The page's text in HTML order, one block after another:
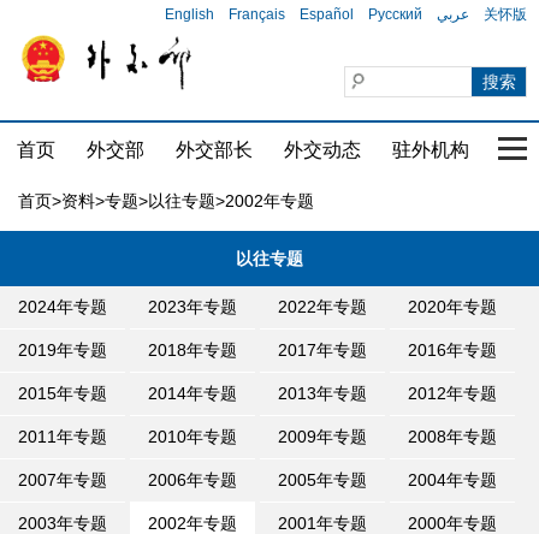
English Français Español Русский عربي 关怀版
首页 外交部 外交部长 外交动态 驻外机构 国
首页>资料>专题>以往专题>2002年专题
以往专题
2024年专题 2023年专题 2022年专题 2020年专题
2019年专题 2018年专题 2017年专题 2016年专题
2015年专题 2014年专题 2013年专题 2012年专题
2011年专题 2010年专题 2009年专题 2008年专题
2007年专题 2006年专题 2005年专题 2004年专题
2003年专题 2002年专题 2001年专题 2000年专题